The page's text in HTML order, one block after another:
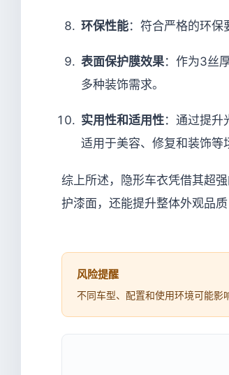
环保性能：符合严格的环保
表面保护膜效果：作为3丝
多种装饰需求。
实用性和适用性：通过提升
适用于美容、修复和装饰等
综上所述，隐形车衣凭借其超
护漆面，还能提升整体外观品
风险提醒
不同车型、配置和使用环境可能影